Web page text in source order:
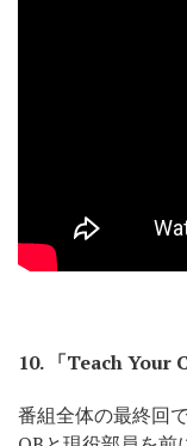
10.「Teach Your
番組全体の最終回